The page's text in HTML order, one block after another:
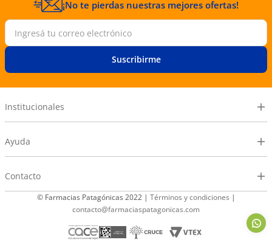
¡No te pierdas nuestras mejores ofertas!
Suscribirme
Institucionales
Ayuda
Contacto
© Farmacias Patagónicas 2022 | Términos y condiciones |
contacto@farmaciaspatagonicas.com